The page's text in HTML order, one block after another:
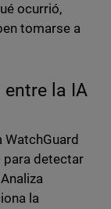
ocurrió,
tomarse a
entre la IA
para detectar
la